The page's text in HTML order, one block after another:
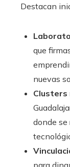
Destacan
que
nuevas
Clusters
donde se
para